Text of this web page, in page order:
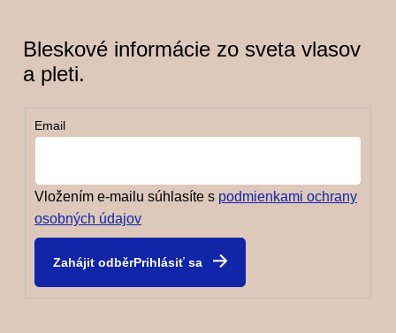
Bleskové informácie zo sveta vlasov
a pleti.
Email
Vložením e-mailu súhlasíte s podmienkami ochrany
osobných údajov
Prihlásiť sa